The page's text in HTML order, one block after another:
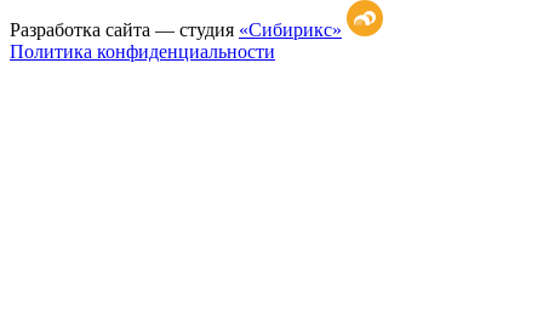
Разработка сайта — студия «Сибирикс»
Политика конфиденциальности